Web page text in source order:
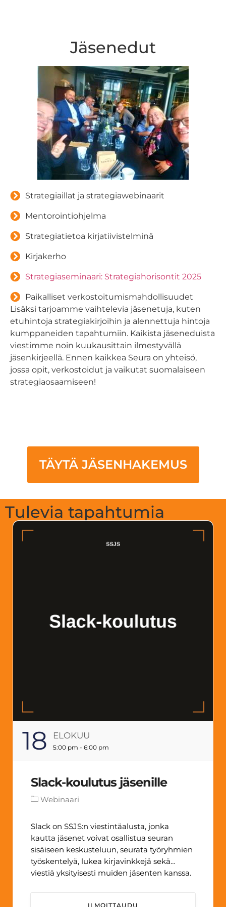
Jäsenedut
Strategiaillat ja strategiawebinaarit
Mentorointiohjelma
Strategiatietoa kirjatiivistelminä
Kirjakerho
Strategiaseminaari: Strategiahorisontit 2025
Paikalliset verkostoitumismahdollisuudet
Lisäksi tarjoamme vaihtelevia jäsenetuja, kuten
etuhintoja strategiakirjoihin ja alennettuja hintoja
kumppaneiden tapahtumiin. Kaikista jäseneduista
viestimme noin kuukausittain ilmestyvällä
jäsenkirjeellä. Ennen kaikkea Seura on yhteisö,
jossa opit, verkostoidut ja vaikutat suomalaiseen
strategiaosaamiseen!
TÄYTÄ JÄSENHAKEMUS
Tulevia tapahtumia
18 ELOKUU
5:00 pm - 6:00 pm
Slack-koulutus jäsenille
Webinaari
Slack on SSJS:n viestintäalusta, jonka
kautta jäsenet voivat osallistua seuran
sisäiseen keskusteluun, seurata työryhmien
työskentelyä, lukea kirjavinkkejä sekä
viestiä yksityisesti muiden jäsenten kanssa.
ILMOITTAUDU